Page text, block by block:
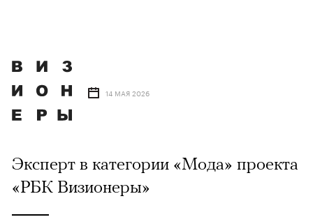
14 МАЯ 2026
Эксперт в категории «Мода» проекта
«РБК Визионеры»